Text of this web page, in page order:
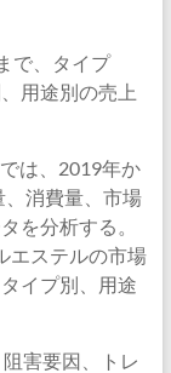
で、タイプ
用途別の売上
は、2019年か
消費量、市場
を分析する。
エステルの市場
イプ別、用途
害要因、トレ